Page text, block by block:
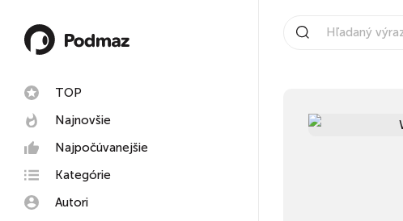
TOP
Najnovšie
Najpočúvanejšie
Kategórie
Autori